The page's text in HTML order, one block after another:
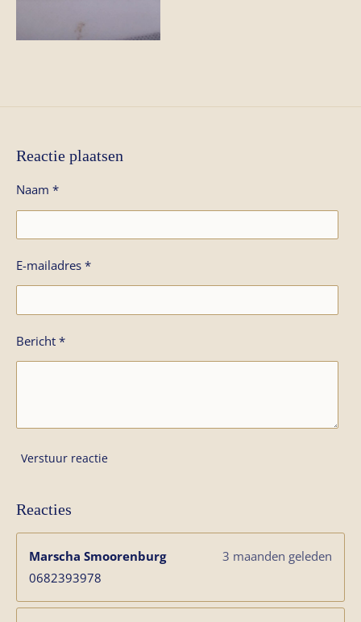
Reactie plaatsen
Naam *
E-mailadres *
Bericht *
Verstuur reactie
Reacties
Marscha Smoorenburg
3 maanden geleden
0682393978